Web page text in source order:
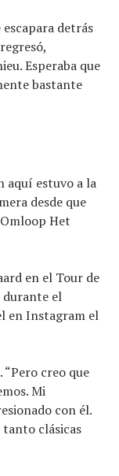
detrás
Esperaba que
bastante
aquí estuvo a la
desde que
Het
en el Tour de
durante el
en Instagram el
creo que
Mi
con él.
tanto clásicas